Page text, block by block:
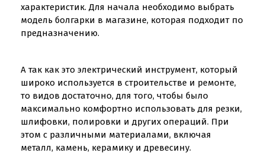
характеристик. Для начала необходимо выбрать
модель болгарки в магазине, которая подходит по
предназначению.
А так как это электрический инструмент, который
широко используется в строительстве и ремонте,
то видов достаточно, для того, чтобы было
максимально комфортно использовать для резки,
шлифовки, полировки и других операций. При
этом с различными материалами, включая
металл, камень, керамику и древесину.